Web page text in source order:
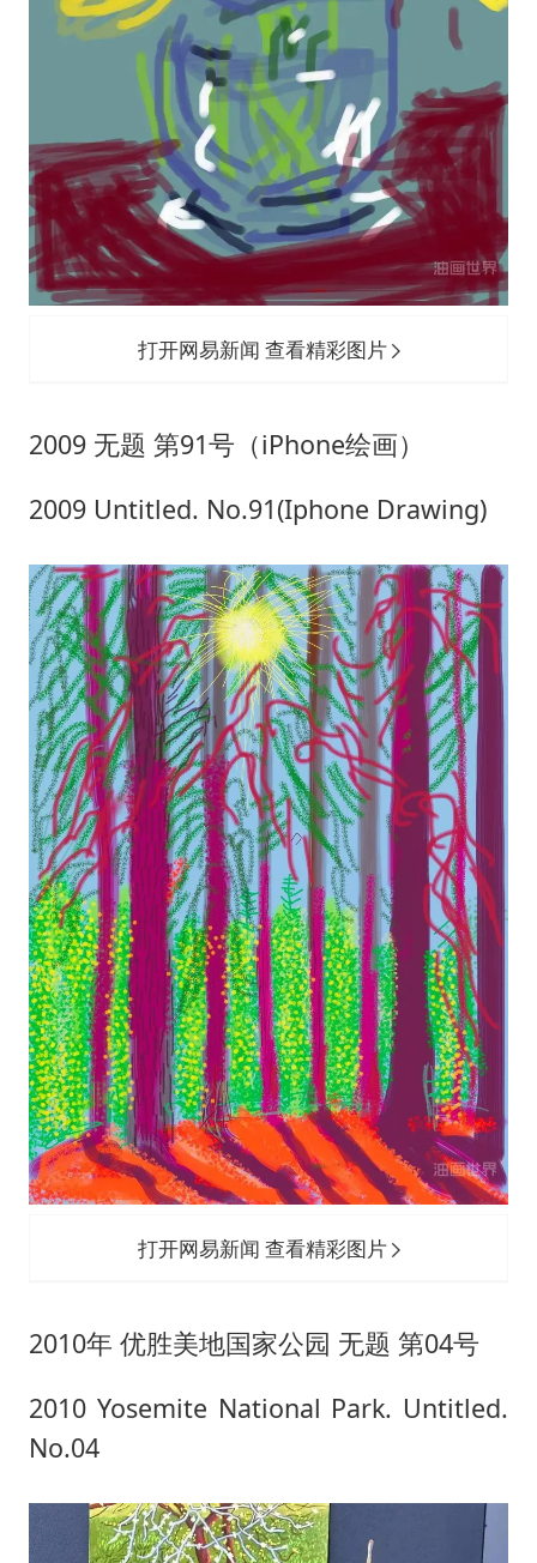
打开网易新闻 查看精彩图片
2009 无题 第91号（iPhone绘画）
2009 Untitled. No.91(Iphone Drawing)
打开网易新闻 查看精彩图片
2010年 优胜美地国家公园 无题 第04号
2010 Yosemite National Park. Untitled.
No.04